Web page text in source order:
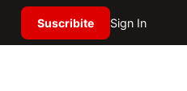
Suscribite Sign In